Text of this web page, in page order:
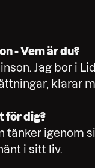
- Vem är du?
Jag bor i
klarar
för dig?
tänker igenom
i sitt liv.